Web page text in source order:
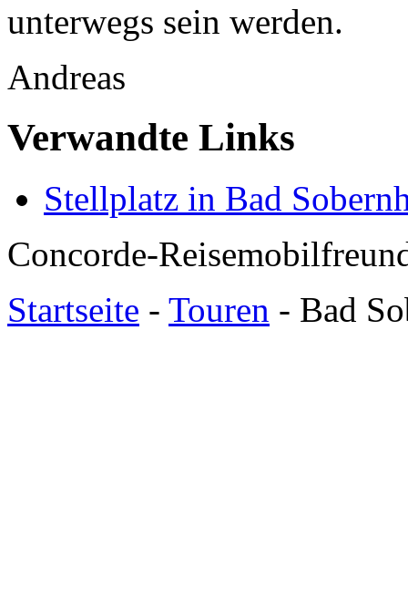
unterwegs sein werden.
Andreas
Verwandte Links
Stellplatz in Bad
Concorde-
Startseite - Touren - Bad